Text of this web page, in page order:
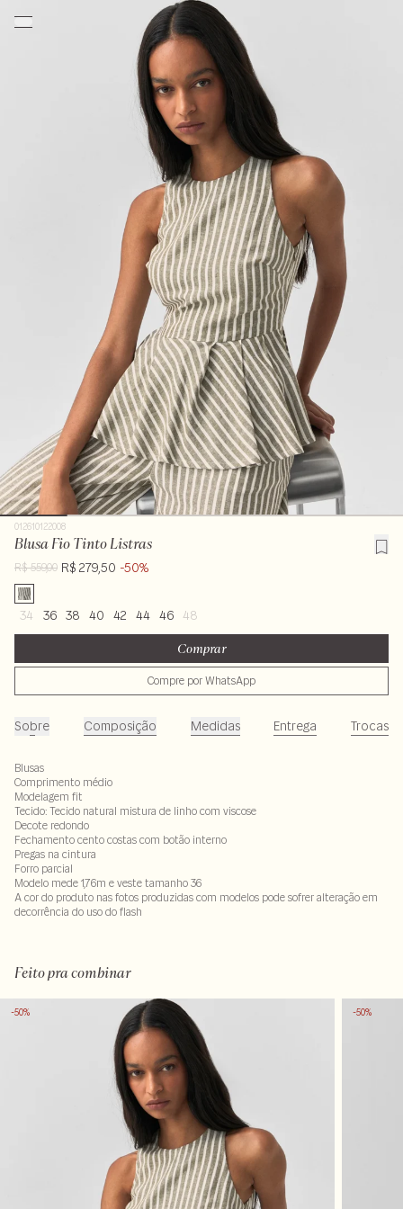
012610122008
Blusa Fio Tinto Listras
R$ 559,00 R$ 279,50 -50%
34 36 38 40 42 44 46 48
Comprar
Compre por WhatsApp
Sobre Composição Medidas Entrega Trocas
Blusas
Comprimento médio
Modelagem fit
Tecido: Tecido natural mistura de linho com viscose
Decote redondo
Fechamento cento costas com botão interno
Pregas na cintura
Forro parcial
Modelo mede 1,76m e veste tamanho 36
A cor do produto nas fotos produzidas com modelos pode sofrer alteração em
decorrência do uso do flash
Feito pra combinar
-50% -50%